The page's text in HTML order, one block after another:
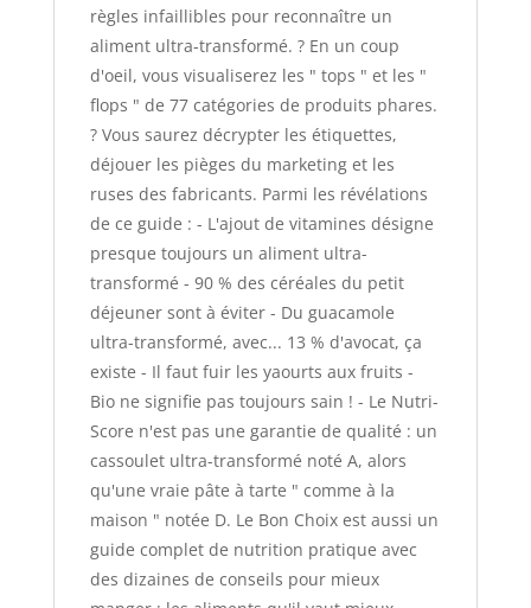
règles infaillibles pour reconnaître un
aliment ultra-transformé. ? En un coup
d'oeil, vous visualiserez les " tops " et les "
flops " de 77 catégories de produits phares.
? Vous saurez décrypter les étiquettes,
déjouer les pièges du marketing et les
ruses des fabricants. Parmi les révélations
de ce guide : - L'ajout de vitamines désigne
presque toujours un aliment ultra-
transformé - 90 % des céréales du petit
déjeuner sont à éviter - Du guacamole
ultra-transformé, avec... 13 % d'avocat, ça
existe - Il faut fuir les yaourts aux fruits -
Bio ne signifie pas toujours sain ! - Le Nutri-
Score n'est pas une garantie de qualité : un
cassoulet ultra-transformé noté A, alors
qu'une vraie pâte à tarte " comme à la
maison " notée D. Le Bon Choix est aussi un
guide complet de nutrition pratique avec
des dizaines de conseils pour mieux